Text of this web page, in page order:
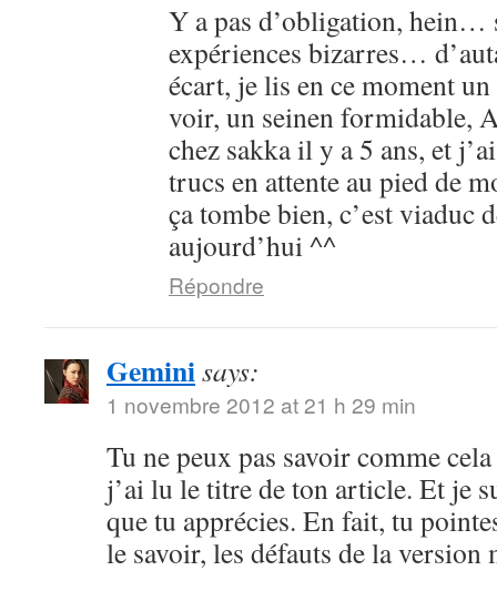
Y a pas d’obligation, hein…
expériences bizarres…
écart, je lis en ce moment
voir, un seinen formidable,
chez sakka il y a 5 ans, et
trucs en attente au pied de
ça tombe bien, c’est viaduc
aujourd’hui ^^
Répondre
Geminisays:
1 novembre 2012 at 21 h 29 min
Tu ne peux pas savoir comme
j’ai lu le titre de ton article. Et je
que tu apprécies. En fait, tu
le savoir, les défauts de la